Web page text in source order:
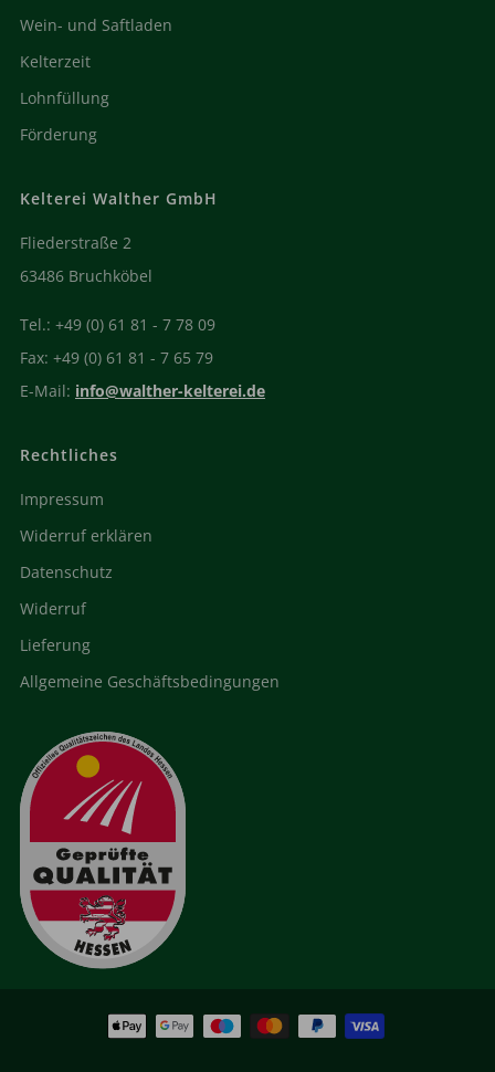
Wein- und Saftladen
Kelterzeit
Lohnfüllung
Förderung
Kelterei Walther GmbH
Fliederstraße 2
63486 Bruchköbel
Tel.: +49 (0) 61 81 - 7 78 09
Fax: +49 (0) 61 81 - 7 65 79
E-Mail: info@walther-kelterei.de
Rechtliches
Impressum
Widerruf erklären
Datenschutz
Widerruf
Lieferung
Allgemeine Geschäftsbedingungen